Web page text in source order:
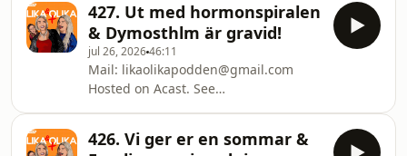
427. Ut med hormonspiralen
& Dymosthlm är gravid!
jul 26, 202646:11
Mail: likaolikapodden@gmail.com
Hosted on Acast. See
426. Vi ger er en sommar &